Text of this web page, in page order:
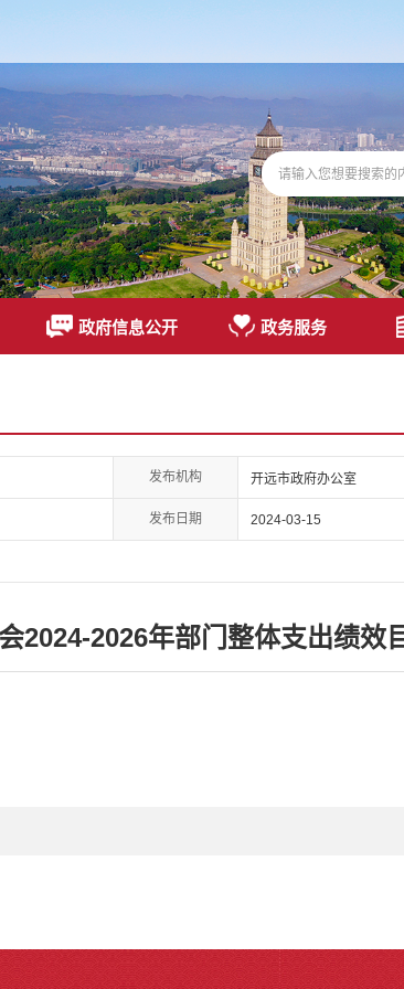
政府信息公开 政务服务
发布机构 开远市政府办公室
发布日期 2024-03-15
2024-2026年部门整体支出绩效